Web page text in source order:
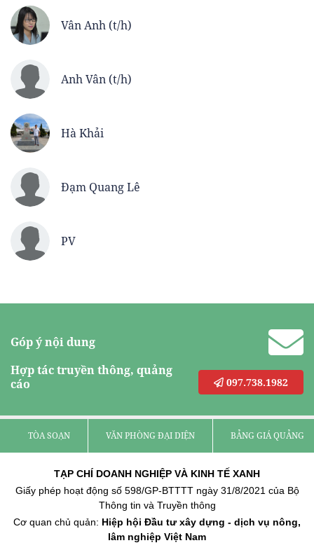
Vân Anh (t/h)
Anh Vân (t/h)
Hà Khải
Đạm Quang Lê
PV
Góp ý nội dung
Hợp tác truyền thông, quảng
cáo
097.738.1982
TÒA SOẠN VĂN PHÒNG ĐẠI DIỆN BẢNG GIÁ QUẢNG
TẠP CHÍ DOANH NGHIỆP VÀ KINH TẾ XANH
Giấy phép hoạt động số 598/GP-BTTTT ngày 31/8/2021 của Bộ
Thông tin và Truyền thông
Cơ quan chủ quản: Hiệp hội Đầu tư xây dựng - dịch vụ nông,
lâm nghiệp Việt Nam